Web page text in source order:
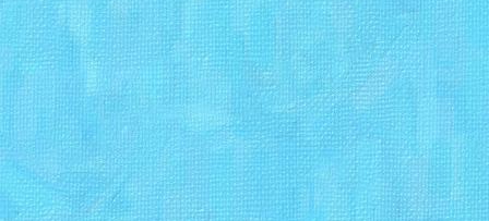
Washington St. na
światłach na zachód
(w lewo), do końca
ulicy, na rogu.
szkolnego, lub na